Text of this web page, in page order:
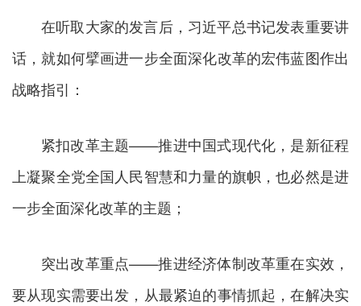
在听取大家的发言后，习近平总书记发表重要讲
话，就如何擘画进一步全面深化改革的宏伟蓝图作出
战略指引：
紧扣改革主题——推进中国式现代化，是新征程
上凝聚全党全国人民智慧和力量的旗帜，也必然是进
一步全面深化改革的主题；
突出改革重点——推进经济体制改革重在实效，
要从现实需要出发，从最紧迫的事情抓起，在解决实